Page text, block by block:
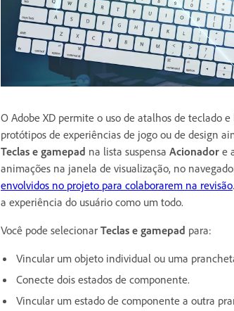
O Adobe XD permite o uso de atalhos de teclado
protótipos de experiências de jogo ou de design
Teclas e gamepad na lista suspensa Acionador e
animações na janela de visualização, no
envolvidos no projeto para colaborarem na revisão
a experiência do usuário como um todo.
Você pode selecionar Teclas e gamepad para:
Vincular um objeto individual ou uma
Conecte dois estados de componente.
Vincular um estado de componente a outra